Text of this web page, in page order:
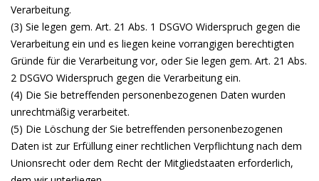
Verarbeitung.
(3) Sie legen gem. Art. 21 Abs. 1 DSGVO Widerspruch gegen die
Verarbeitung ein und es liegen keine vorrangigen berechtigten
Gründe für die Verarbeitung vor, oder Sie legen gem. Art. 21 Abs.
2 DSGVO Widerspruch gegen die Verarbeitung ein.
(4) Die Sie betreffenden personenbezogenen Daten wurden
unrechtmäßig verarbeitet.
(5) Die Löschung der Sie betreffenden personenbezogenen
Daten ist zur Erfüllung einer rechtlichen Verpflichtung nach dem
Unionsrecht oder dem Recht der Mitgliedstaaten erforderlich,